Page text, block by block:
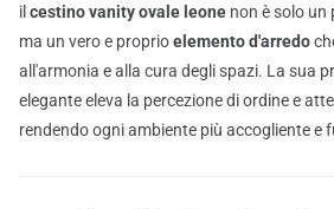
il cestino vanity ovale leone non è solo
ma un vero e proprioelemento d'arredo
all'armonia e alla cura degli spazi. La sua
elegante eleva la percezione di ordine e
rendendo ogni ambiente più accogliente e